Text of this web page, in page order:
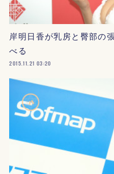
岸明日香が乳房と臀部の
べる
2015.11.21 03:20